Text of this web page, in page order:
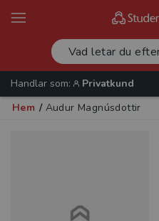
Handlar som:
Privatkund
Hem / Audur Magnúsdottir